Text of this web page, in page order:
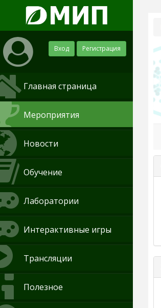
Вход Регистрация
Главная страница
Мероприятия
Новости
Обучение
Лаборатории
Интерактивные игры
Трансляции
Полезное